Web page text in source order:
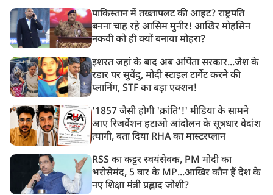
पाकिस्तान में तख्तापलट की आहट? राष्ट्रपति
बनना चाह रहे आसिम मुनीर! आखिर मोहसिन
नकवी को ही क्यों बनाया मोहरा?
इशरत जहां के बाद अब अर्पिता सरकार...जैश के
रडार पर सुवेंदु, मोदी स्टाइल टार्गेट करने की
प्लानिंग, STF का बड़ा एक्शन!
'1857 जैसी होगी 'क्रांति'!' मीडिया के सामने
आए रिजर्वेशन हटाओ आंदोलन के सूत्रधार वेदांश
त्यागी, बता दिया RHA का मास्टरप्लान
RSS का कट्टर स्वयंसेवक, PM मोदी का
भरोसेमंद, 5 बार के MP...आखिर कौन हैं देश के
नए शिक्षा मंत्री प्रह्लाद जोशी?